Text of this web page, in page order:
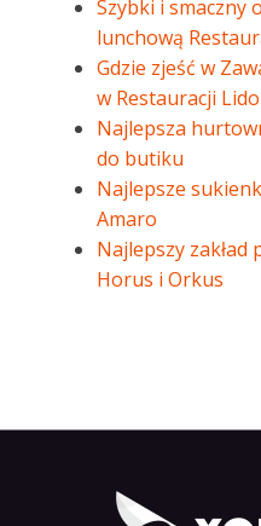
Szybki i smaczny
lunchową
Gdzie zjeść w
w Restauracji Lido
Najlepsza
do butiku
Najlepsze
Amaro
Najlepszy zakład
Horus i Orkus